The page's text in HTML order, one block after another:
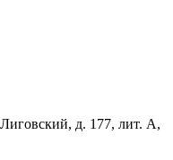
д. 177, лит. А,